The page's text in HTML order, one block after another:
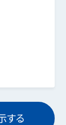
する